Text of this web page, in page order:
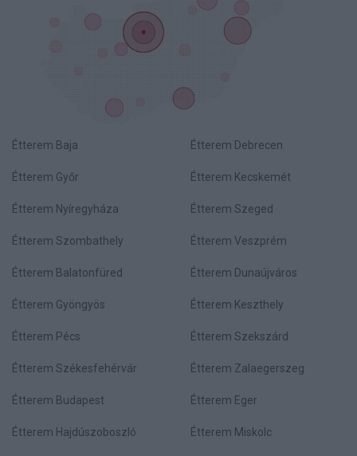
Étterem Baja Étterem Debrecen
Étterem Győr Étterem Kecskemét
Étterem Nyíregyháza Étterem Szeged
Étterem Szombathely Étterem Veszprém
Étterem Balatonfüred Étterem Dunaújváros
Étterem Gyöngyös Étterem Keszthely
Étterem Pécs Étterem Szekszárd
Étterem Székesfehérvár Étterem Zalaegerszeg
Étterem Budapest Étterem Eger
Étterem Hajdúszoboszló Étterem Miskolc